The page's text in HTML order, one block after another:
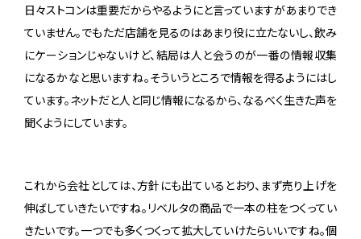
日々ストコンは重要だからやるようにと言っていますがあまりでき
ていません。でもただ店舗を見るのはあまり役に立たないし、飲み
にケーションじゃないけど、結局は人と会うのが一番の情報収集
になるかなと思いますね。そういうところで情報を得るようにはし
ています。ネットだと人と同じ情報になるから、なるべく生きた声を
聞くようにしています。
これから会社としては、方針にも出ているとおり、まず売り上げを
伸ばしていきたいですね。リベルタの商品で一本の柱をつくってい
きたいです。一つでも多くつくって拡大していけたらいいですね。個